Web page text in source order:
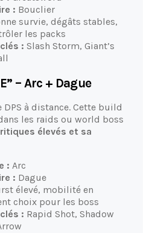
: Bouclier
survie, dégâts stables,
les packs
: Slash Storm, Giant’s
– Arc + Dague
à distance. Cette build
les raids ou world boss
élevés et sa
: Arc
: Dague
élevé, mobilité en
choix pour les boss
: Rapid Shot, Shadow